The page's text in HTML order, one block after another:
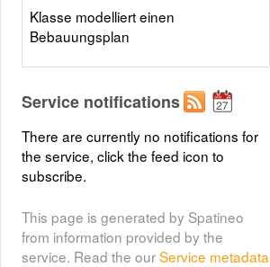
Klasse modelliert einen
Bebauungsplan
Service notifications
There are currently no notifications for
the service, click the feed icon to
subscribe.
This page is generated by Spatineo
from information provided by the
service. Read the ourService metadata